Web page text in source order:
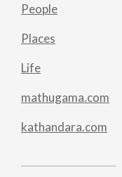
People
Places
Life
mathugama.com
kathandara.com